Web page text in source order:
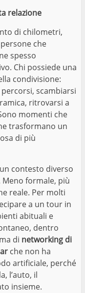
relazione
di chilometri,
che
spesso
Chi possiede una
condivisione:
scambiarsi
ritrovarsi a
momenti che
trasformano un
di più
contesto diverso
formale, più
reale. Per molti
a un tour in
abituali e
dentro
di networking di
che non ha
artificiale, perché
l’auto, il
insieme.